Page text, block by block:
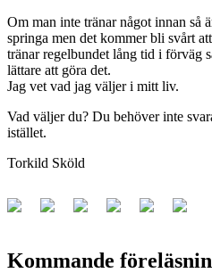
Om man inte tränar något innan så
springa men det kommer bli svårt
tränar regelbundet lång tid i förväg
lättare att göra det.
Jag vet vad jag väljer i mitt liv.
Vad väljer du? Du behöver inte
istället.
Torkild Sköld
Kommande